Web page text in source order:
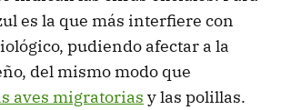
es la que más interfiere con
pudiendo afectar a la
del mismo modo que
aves migratorias y las polillas.